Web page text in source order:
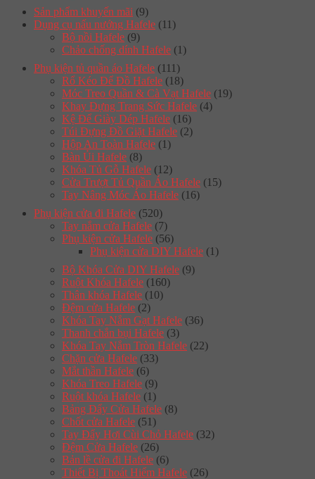
Sản phẩm khuyến mãi (9)
Dụng cụ nấu nướng Hafele (11)
Bộ nồi Hafele (9)
Chảo chống dính Hafele (1)
Phụ kiện tủ quần áo Hafele (111)
Rổ Kéo Để Đồ Hafele (18)
Móc Treo Quần & Cà Vạt Hafele (19)
Khay Đựng Trang Sức Hafele (4)
Kệ Để Giày Dép Hafele (16)
Túi Đựng Đồ Giặt Hafele (2)
Hộp An Toàn Hafele (1)
Bàn Ủi Hafele (8)
Khóa Tủ Gỗ Hafele (12)
Cửa Trượt Tủ Quần Áo Hafele (15)
Tay Nâng Móc Áo Hafele (16)
Phụ kiện cửa đi Hafele (520)
Tay nắm cửa Hafele (7)
Phụ kiện cửa Hafele (56)
Phụ kiện cửa DIY Hafele (1)
Bộ Khóa Cửa DIY Hafele (9)
Ruột Khóa Hafele (160)
Thân khóa Hafele (10)
Đệm cửa Hafele (2)
Khóa Tay Nắm Gạt Hafele (36)
Thanh chắn bụi Hafele (3)
Khóa Tay Nắm Tròn Hafele (22)
Chặn cửa Hafele (33)
Mắt thần Hafele (6)
Khóa Treo Hafele (9)
Ruột khóa Hafele (1)
Bảng Đẩy Cửa Hafele (8)
Chốt cửa Hafele (51)
Tay Đẩy Hơi Cùi Chỏ Hafele (32)
Đệm Cửa Hafele (26)
Bản lề cửa đi Hafele (6)
Thiết Bị Thoát Hiểm Hafele (26)